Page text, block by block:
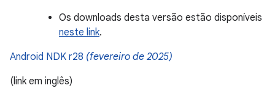
Os downloads desta versão estão disponíveis
neste link.
Android NDK r28 (fevereiro de 2025)
(link em inglês)